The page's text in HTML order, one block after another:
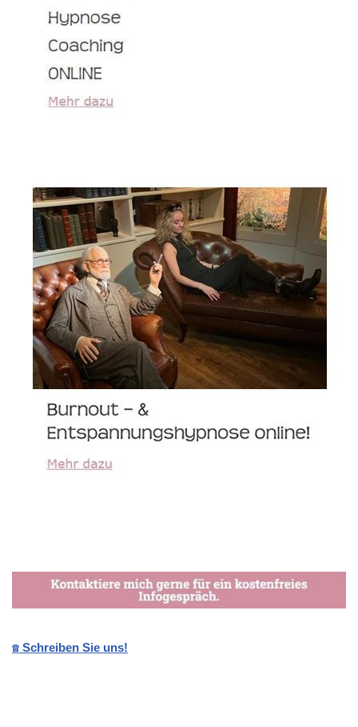
☎️ Schreiben Sie uns!